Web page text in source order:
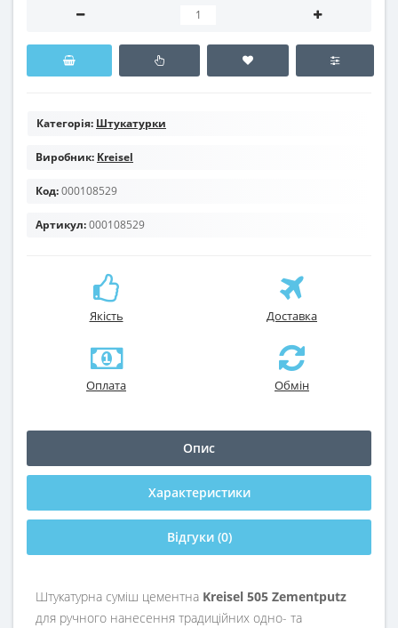
Категорія: Штукатурки
Виробник: Kreisel
Код:000108529
Артикул:000108529
Якість Доставка
Оплата Обмін
Опис
Характеристики
Відгуки (0)
Штукатурна суміш цементна Kreisel 505 Zementputz
для ручного нанесення традиційних одно- та